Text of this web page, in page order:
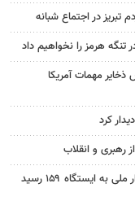
هرمز را نخواهیم داد
مهمات آمریکا
کرد
رهبری و انقلاب
۱۵۹ رسید